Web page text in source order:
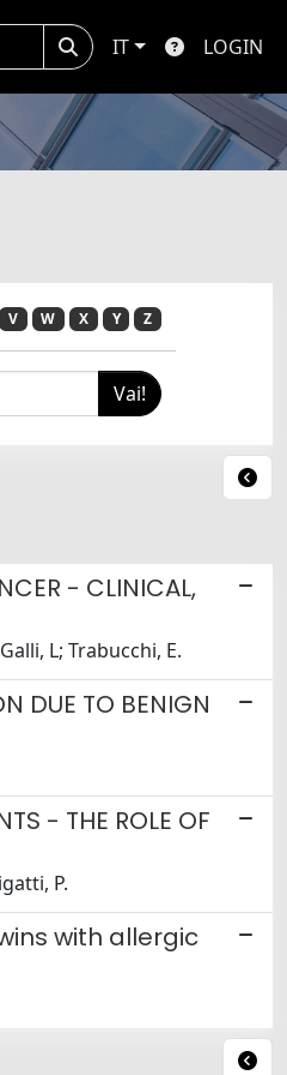
IT LOGIN
V W X Y Z
- CLINICAL,
L; Trabucchi, E.
DUE TO BENIGN
- THE ROLE OF
P.
with allergic